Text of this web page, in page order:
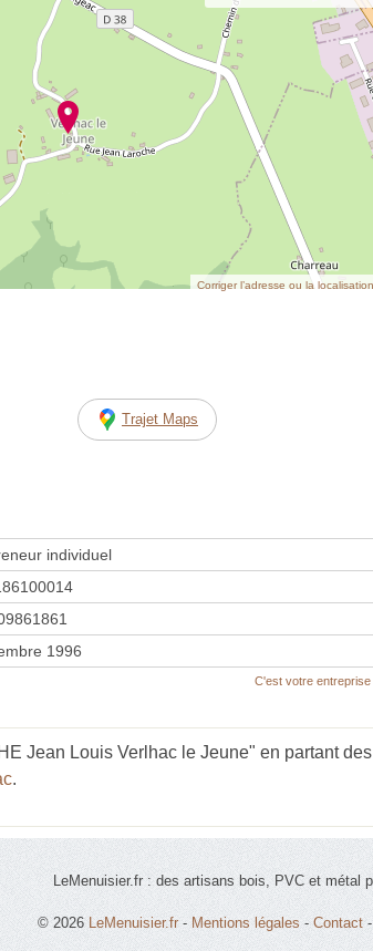
Corriger l’adresse ou la localisation
Trajet Maps
individuel
1996
C'est votre entreprise
Jean Louis Verlhac le Jeune" en partant
.
LeMenuisier.fr : des artisans bois, PVC et métal
© 2026 LeMenuisier.fr - Mentions légales - Contact-